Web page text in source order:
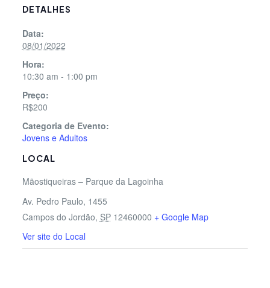
DETALHES
Data:
08/01/2022
Hora:
10:30 am - 1:00 pm
Preço:
R$200
Categoria de Evento:
Jovens e Adultos
LOCAL
Mãostiqueiras – Parque da Lagoinha
Av. Pedro Paulo, 1455
Campos do Jordão, SP 12460000 + Google Map
Ver site do Local